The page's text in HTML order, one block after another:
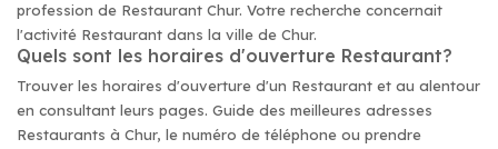
profession de Restaurant Chur. Votre recherche concernait
l'activité Restaurant dans la ville de Chur.
Quels sont les horaires d'ouverture Restaurant?
Trouver les horaires d'ouverture d'un Restaurant et au alentour
en consultant leurs pages. Guide des meilleures adresses
Restaurants à Chur, le numéro de téléphone ou prendre